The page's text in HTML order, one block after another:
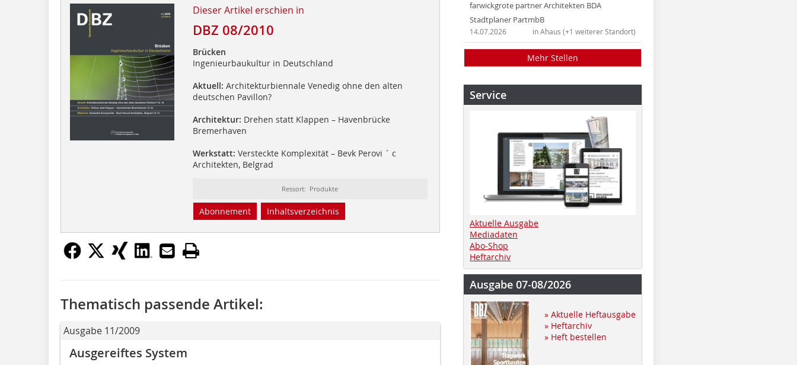
Dieser Artikel erschien in
DBZ 08/2010
Brücken
Ingenieurbaukultur in Deutschland
Aktuell: Architekturbiennale Venedig ohne den alten
deutschen Pavillon?
Architektur: Drehen statt Klappen – Havenbrücke
Bremerhaven
Werkstatt: Versteckte Komplexität – Bevk Perovi ´ c
Architekten, Belgrad
Ressort: Produkte
Abonnement Inhaltsverzeichnis
Thematisch passende Artikel:
Ausgabe 11/2009
Ausgereiftes System
farwickgrote partner Architekten BDA
Stadtplaner PartmbB
in Ahaus (+1 weiterer Standort)
14.07.2026
Mehr Stellen
Service
Aktuelle Ausgabe
Mediadaten
Abo-Shop
Heftarchiv
Ausgabe 07-08/2026
» Aktuelle Heftausgabe
» Heftarchiv
» Heft bestellen